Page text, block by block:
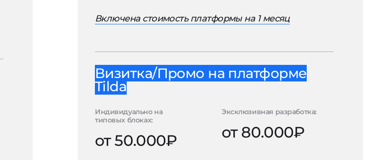
Включена стоимость платформы на 1 месяц
Визитка/Промо на платформе
Tilda
Индивидуально на
типовых блоках:
от 50.000₽
Эксклюзивная разработка:
от 80.000₽